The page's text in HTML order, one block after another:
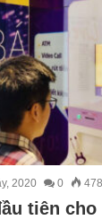
2020 0 478
tiên